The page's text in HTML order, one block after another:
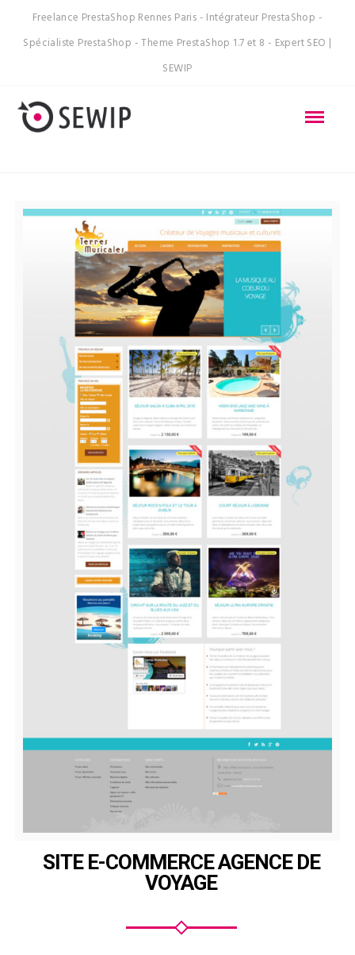
Freelance PrestaShop Rennes Paris - Intégrateur PrestaShop -
Spécialiste PrestaShop - Theme PrestaShop 1.7 et 8 - Expert SEO |
SEWIP
SITE E-COMMERCE AGENCE DE
VOYAGE